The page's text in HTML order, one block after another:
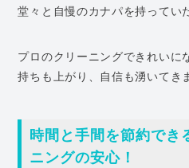
堂々と自慢のカナパを持ってい
プロのクリーニングできれいに
持ちも上がり、自信も湧いてき
時間と手間を節約でき
ニングの安心！